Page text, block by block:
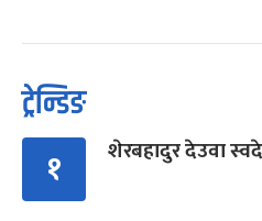
ट्रेन्डिङ
१ शेरबहादुर देउवा